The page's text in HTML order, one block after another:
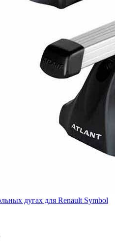
дугах для Renault Symbol